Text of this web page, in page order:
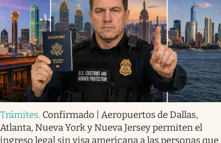
Trámites. Confirmado | Aeropuertos de Dallas,
Atlanta, Nueva York y Nueva Jersey permiten el
ingreso legal sin visa americana a las personas que